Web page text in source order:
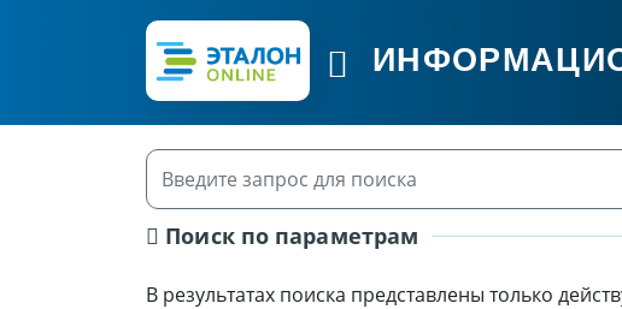
Поиск по параметрам
В результатах поиска представлены только